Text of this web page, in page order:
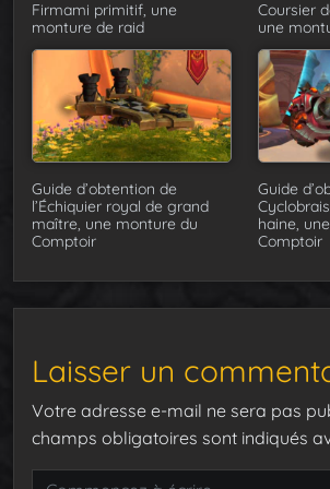
Firmami primitif, une
monture de raid
Coursier
une
Guide d’obtention de
l’Échiquier royal de grand
maître, une monture du
Comptoir
Guide
haine,
Comptoir
Laisser un
Votre adresse e-mail ne sera pas
champs obligatoires sont indiqués